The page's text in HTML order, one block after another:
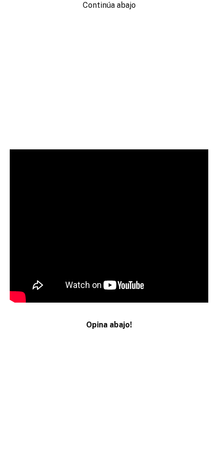
Continúa abajo
Opina abajo!